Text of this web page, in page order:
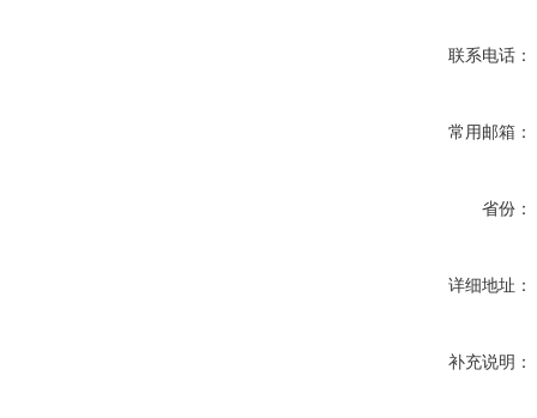
联系电话：
常用邮箱：
省份：
详细地址：
补充说明：